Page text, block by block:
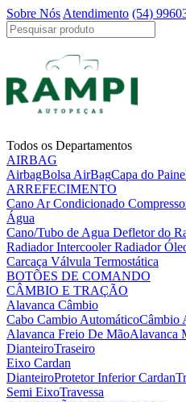
Sobre Nós Atendimento (54)
Todos os Departamentos
AIRBAG
AirbagBolsa AirBagCapa do
ARREFECIMENTO
Cano Ar Condicionado
Água
Cano/Tubo de Agua Defletor do
Radiador IntercoolerRadiador
Carcaça Válvula Termostática
BOTÕES DE COMANDO
CÂMBIO E TRAÇÃO
Alavanca Câmbio
Cabo Cambio AutomáticoCâmbio
Alavanca Freio De MãoAlavanca
DianteiroTraseiro
Eixo Cardan
DianteiroProtetor Inferior Cardan
Semi EixoTravessa